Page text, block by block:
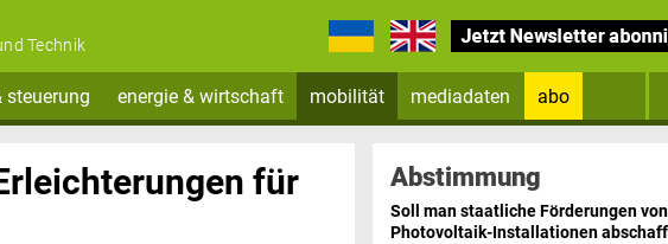
Technik
steuerung energie & wirtschaft mobilität mediadaten
abo
für
Abstimmung
Soll man staatliche Förderungen von
Photovoltaik-Installationen